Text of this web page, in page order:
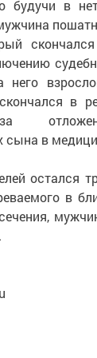
будучи в
него
в
сына в
остался
в